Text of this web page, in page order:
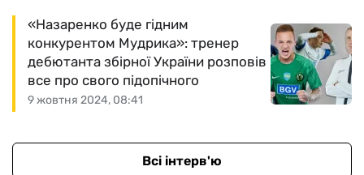
9 жовтня 2024, 08:41
«Назаренко буде гідним
конкурентом Мудрика»: тренер
дебютанта збірної України розповів
все про свого підопічного
Всі інтерв'ю